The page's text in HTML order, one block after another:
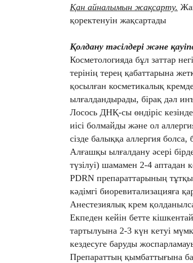
Қан айналымын жақсарту.
қоректенуін жақсартады
Қолдану тәсілдері және
Косметологияда бұл заттар
терінің терең қабаттарына
қосылған косметикалық
ылғалдандырады, бірақ дәл
Лосось ДНҚ-сы өндіріс
иісі болмайды және ол
сізде балыққа аллергия
Алғашқы ылғалдану әсері
түзілуі) шамамен 2-4 аптадан
PDRN препараттарының
кәдімгі биоревитализацияға
Анестезиялық крем
Екпеден кейін бетте
тартылуына 2-3 күн кетуі
кездесуге баруды
Препараттың қымбаттығына